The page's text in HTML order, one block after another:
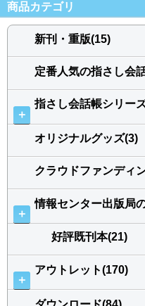
商品カテゴリ
新刊・重版(15)
定番人気の指さし会
＋
指さし会話帳シリー
オリジナルグッズ(3)
クラウドファンディ
＋
情報センター出版局
好評既刊本(21)
＋
アウトレット(170)